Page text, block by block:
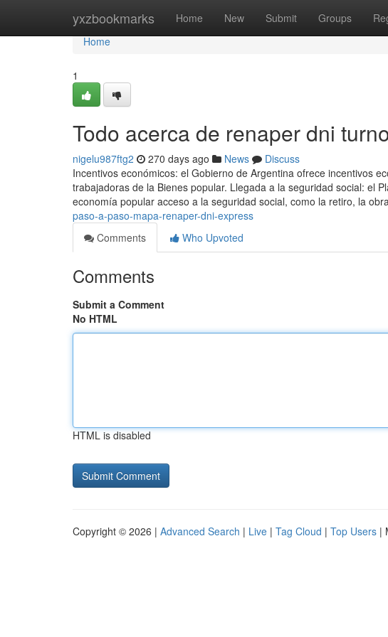
yxzbookmarks Home New Submit Groups
Home
Home
1
Todo acerca de renaper dni
nigelu987ftg2 270 days ago News
Discuss
Incentivos económicos: el Gobierno de Argentina ofrece incentivos
trabajadoras de la Bienes popular. Llegada a la seguridad social: el
economía popular acceso a la seguridad social, como la retiro, la
paso-a-paso-mapa-renaper-dni-express
Comments
Who Upvoted
Comments
Submit a Comment
No HTML
HTML is disabled
Copyright © 2026 | Advanced Search | Live | Tag Cloud | Top Users |